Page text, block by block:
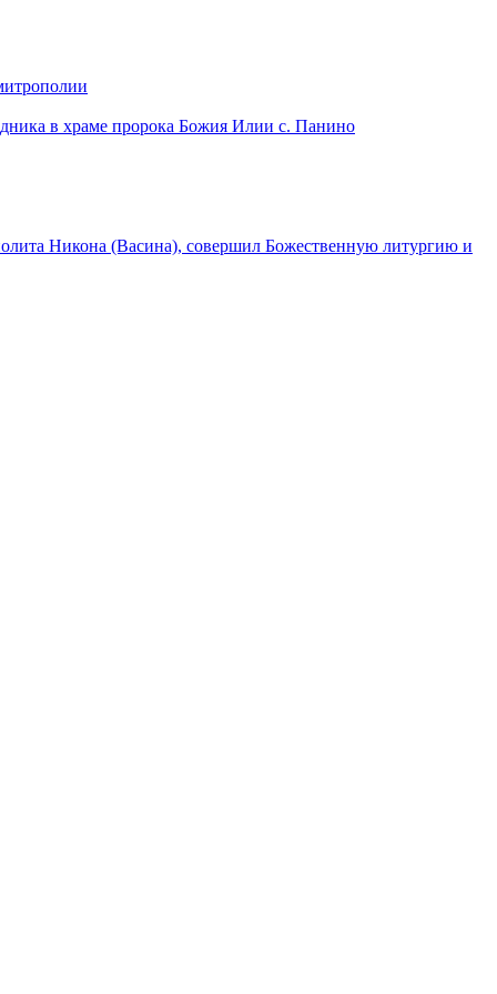
в храме пророка Божия Илии с. Панино
Никона (Васина), совершил Божественную литургию и